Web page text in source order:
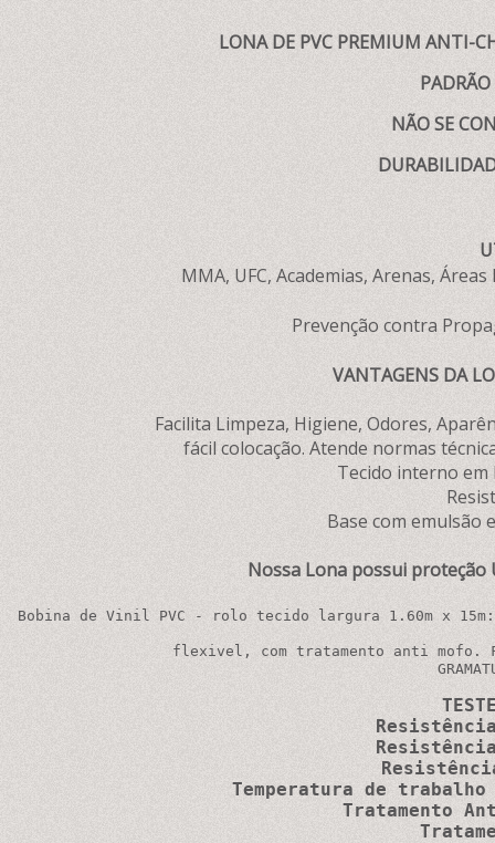
LONA DE PVC PREMIUM ANTI-
NÃO SE
MMA, UFC, Academias, Arenas,
Prevenção contra
VANTAGENS DA
Facilita Limpeza, Higiene, Odores,
fácil colocação. Atende normas
Tecido interno em
Base com emulsão
Nossa Lona possui proteção
Bobina de Vinil PVC - rolo tecido largura 1.60m x
flexivel, com tratamento anti mofo.
Temperatura de
Tratamento